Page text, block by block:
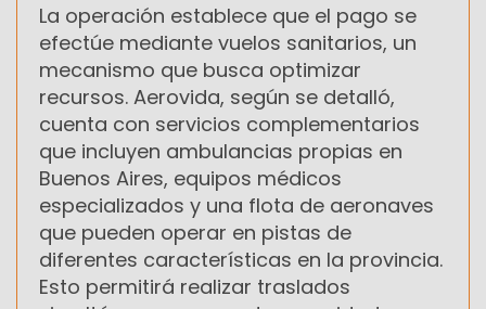
La operación establece que el pago se
efectúe mediante vuelos sanitarios, un
mecanismo que busca optimizar
recursos. Aerovida, según se detalló,
cuenta con servicios complementarios
que incluyen ambulancias propias en
Buenos Aires, equipos médicos
especializados y una flota de aeronaves
que pueden operar en pistas de
diferentes características en la provincia.
Esto permitirá realizar traslados